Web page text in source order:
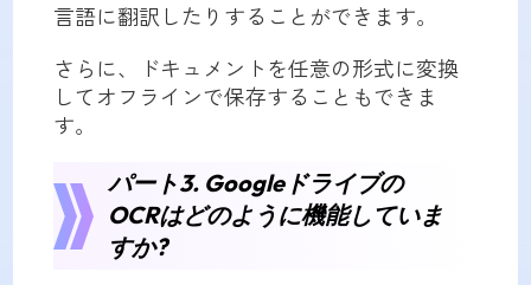
言語に翻訳したりすることができます。
さらに、ドキュメントを任意の形式に変換
してオフラインで保存することもできま
す。
パート3. Googleドライブの
OCRはどのように機能していま
すか?